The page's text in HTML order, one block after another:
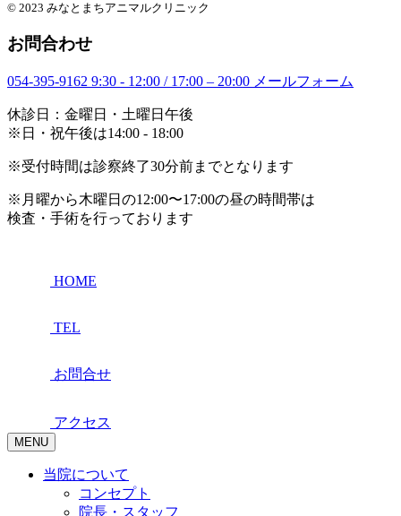
© 2023 みなとまちアニマルクリニック
お問合わせ
054-395-9162 9:30 - 12:00 / 17:00 – 20:00 メールフォーム
休診日：金曜日・土曜日午後
※日・祝午後は14:00 - 18:00
※受付時間は診察終了30分前までとなります
※月曜から木曜日の12:00〜17:00の昼の時間帯は
検査・手術を行っております
HOME
TEL
お問合せ
アクセス
MENU
当院について
コンセプト
院長・スタッフ